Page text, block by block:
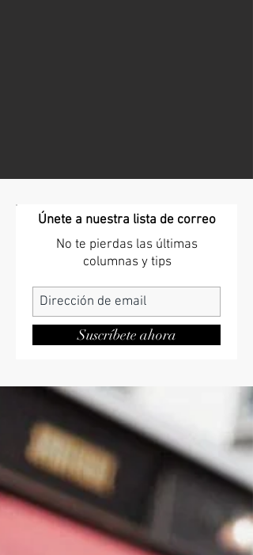
Únete a nuestra lista de correo
No te pierdas las últimas
columnas y tips
Suscríbete ahora